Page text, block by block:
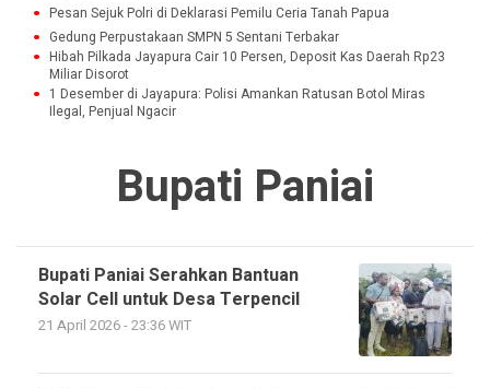
Pesan Sejuk Polri di Deklarasi Pemilu Ceria Tanah Papua
Gedung Perpustakaan SMPN 5 Sentani Terbakar
Hibah Pilkada Jayapura Cair 10 Persen, Deposit Kas Daerah Rp23
Miliar Disorot
1 Desember di Jayapura: Polisi Amankan Ratusan Botol Miras
Ilegal, Penjual Ngacir
Bupati Paniai
Bupati Paniai Serahkan Bantuan
Solar Cell untuk Desa Terpencil
21 April 2026 - 23:36 WIT